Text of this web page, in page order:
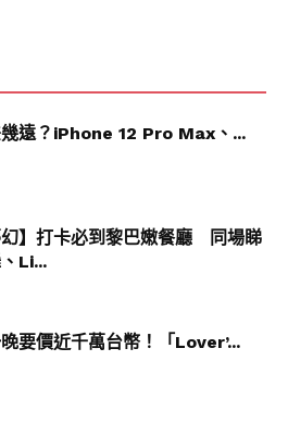
遠？iPhone 12 Pro Max、...
幻】打卡必到黎巴嫩餐廳 同場睇
Li...
要價近千萬台幣！「Lover’...